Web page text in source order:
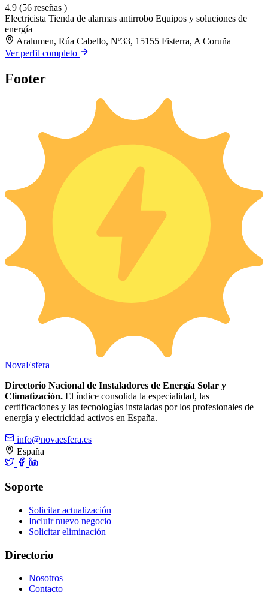
4.9 (56 reseñas )
Electricista Tienda de alarmas antirrobo Equipos y soluciones de
energía
Aralumen, Rúa Cabello, Nº33, 15155 Fisterra, A Coruña
Ver perfil completo
Footer
NovaEsfera
Directorio Nacional de Instaladores de Energía Solar y
Climatización. El índice consolida la especialidad, las
certificaciones y las tecnologías instaladas por los profesionales de
energía y electricidad activos en España.
info@novaesfera.es
España
Soporte
Solicitar actualización
Incluir nuevo negocio
Solicitar eliminación
Directorio
Nosotros
Contacto